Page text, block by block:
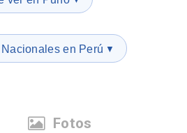
en Perú ▼
Fotos